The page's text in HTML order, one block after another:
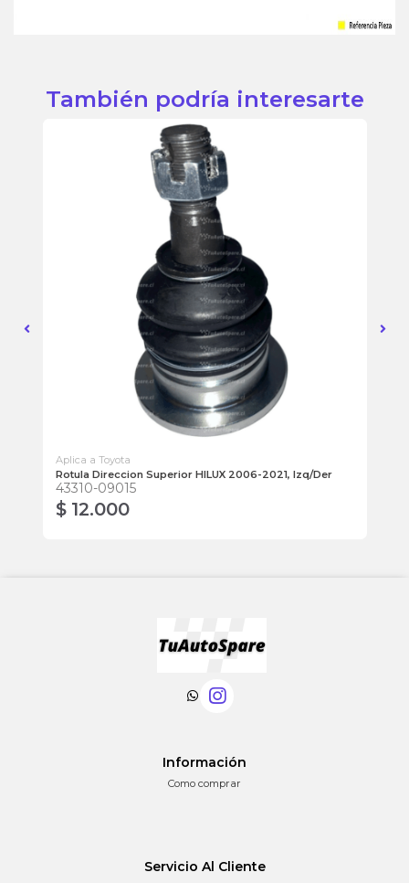
También podría interesarte
Aplica a Toyota
Rotula Direccion Superior HILUX 2006-2021, Izq/Der
43310-09015
$ 12.000
Información
Como comprar
Servicio Al Cliente